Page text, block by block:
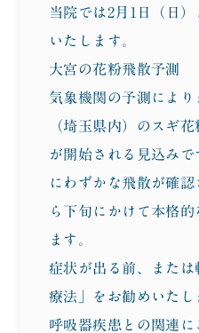
プライバ
特定商取
当院では2月1日（日
いたします。
大宮の花粉飛散予測
気象機関の予測によ
（埼玉県内）のスギ花
が開始される見込み で
にわずかな飛散が確
ら下旬にかけて本格
ます。
症状が出る前、また
療法」をお勧めいたし
呼吸器疾患との関連に